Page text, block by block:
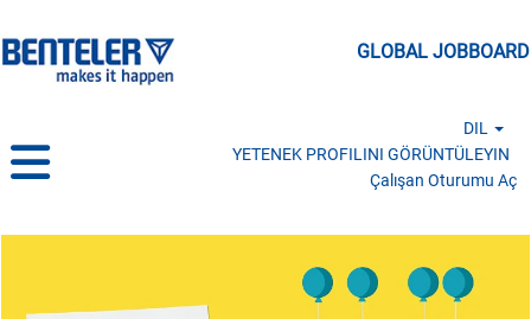
GLOBAL JOBBOARD
DIL
YETENEK PROFILINI GÖRÜNTÜLEYIN
Çalışan Oturumu Aç